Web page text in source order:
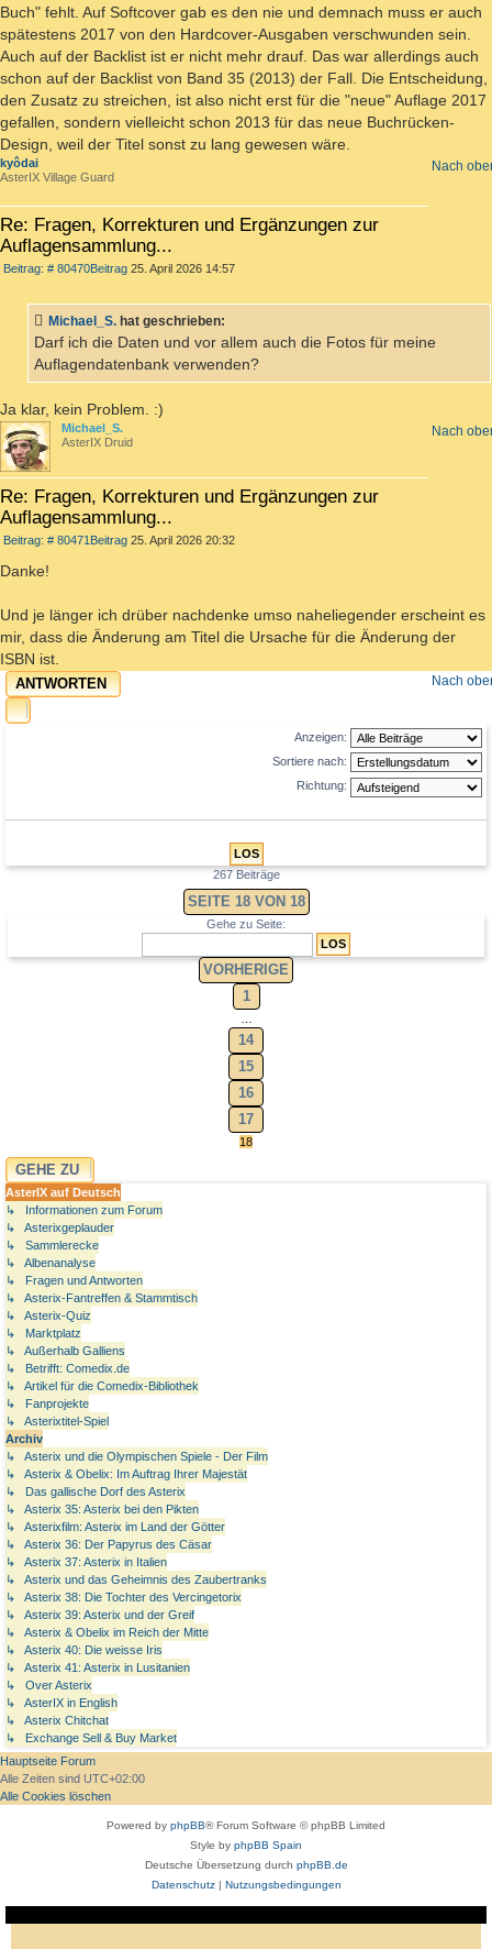
Buch" fehlt. Auf Softcover gab es den nie und demnach muss er auch
spätestens 2017 von den Hardcover-Ausgaben verschwunden sein.
Auch auf der Backlist ist er nicht mehr drauf. Das war allerdings auch
schon auf der Backlist von Band 35 (2013) der Fall. Die Entscheidung,
den Zusatz zu streichen, ist also nicht erst für die "neue" Auflage 2017
gefallen, sondern vielleicht schon 2013 für das neue Buchrücken-
Design, weil der Titel sonst zu lang gewesen wäre.
Nach
kyôdai
AsterIX Village Guard
Re: Fragen, Korrekturen und Ergänzungen zur
Auflagensammlung...
Beitrag: # 80470Beitrag 25. April 2026 14:57
Michael_S. hat geschrieben:
Darf ich die Daten und vor allem auch die Fotos für meine
Auflagendatenbank verwenden?
Ja klar, kein Problem. :)
Nach
Michael_S.
AsterIX Druid
Re: Fragen, Korrekturen und Ergänzungen zur
Auflagensammlung...
Beitrag: # 80471 Beitrag 25. April 2026 20:32
Danke!
Und je länger ich drüber nachdenke umso naheliegender erscheint es
mir, dass die Änderung am Titel die Ursache für die Änderung der
ISBN ist.
Nach
ANTWORTEN
Anzeigen:
Sortiere nach:
Richtung:
267 Beiträge
SEITE 18VON 18
Gehe zu Seite:
VORHERIGE
1
14
15
16
17
18
GEHE ZU
AsterIX auf Deutsch
↳ Informationen zum Forum
↳ Asterixgeplauder
↳ Sammlerecke
↳ Albenanalyse
↳ Fragen und Antworten
↳ Asterix-Fantreffen & Stammtisch
↳ Asterix-Quiz
↳ Marktplatz
↳ Außerhalb Galliens
↳ Betrifft: Comedix.de
↳ Artikel für die Comedix-Bibliothek
↳ Fanprojekte
↳ Asterixtitel-Spiel
Archiv
↳ Asterix und die Olympischen Spiele - Der Film
↳ Asterix & Obelix: Im Auftrag Ihrer Majestät
↳ Das gallische Dorf des Asterix
↳ Asterix 35: Asterix bei den Pikten
↳ Asterixfilm: Asterix im Land der Götter
↳ Asterix 36: Der Papyrus des Cäsar
↳ Asterix 37: Asterix in Italien
↳ Asterix und das Geheimnis des Zaubertranks
↳ Asterix 38: Die Tochter des Vercingetorix
↳ Asterix 39: Asterix und der Greif
↳ Asterix & Obelix im Reich der Mitte
↳ Asterix 40: Die weisse Iris
↳ Asterix 41: Asterix in Lusitanien
↳ Over Asterix
↳ AsterIX in English
↳ Asterix Chitchat
↳ Exchange Sell & Buy Market
Hauptseite Forum
Alle Zeiten sind UTC+02:00
Alle Cookies löschen
Powered by phpBB® Forum Software © phpBB Limited
Style by phpBB Spain
Deutsche Übersetzung durch phpBB.de
Datenschutz| Nutzungsbedingungen